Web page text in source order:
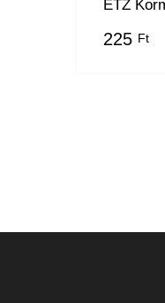
ETZ
225 Ft